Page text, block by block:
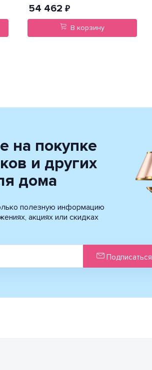
54 462 ₽
В корзину
на покупке
и других
дома
полезную информацию
акциях или скидках
Подписаться